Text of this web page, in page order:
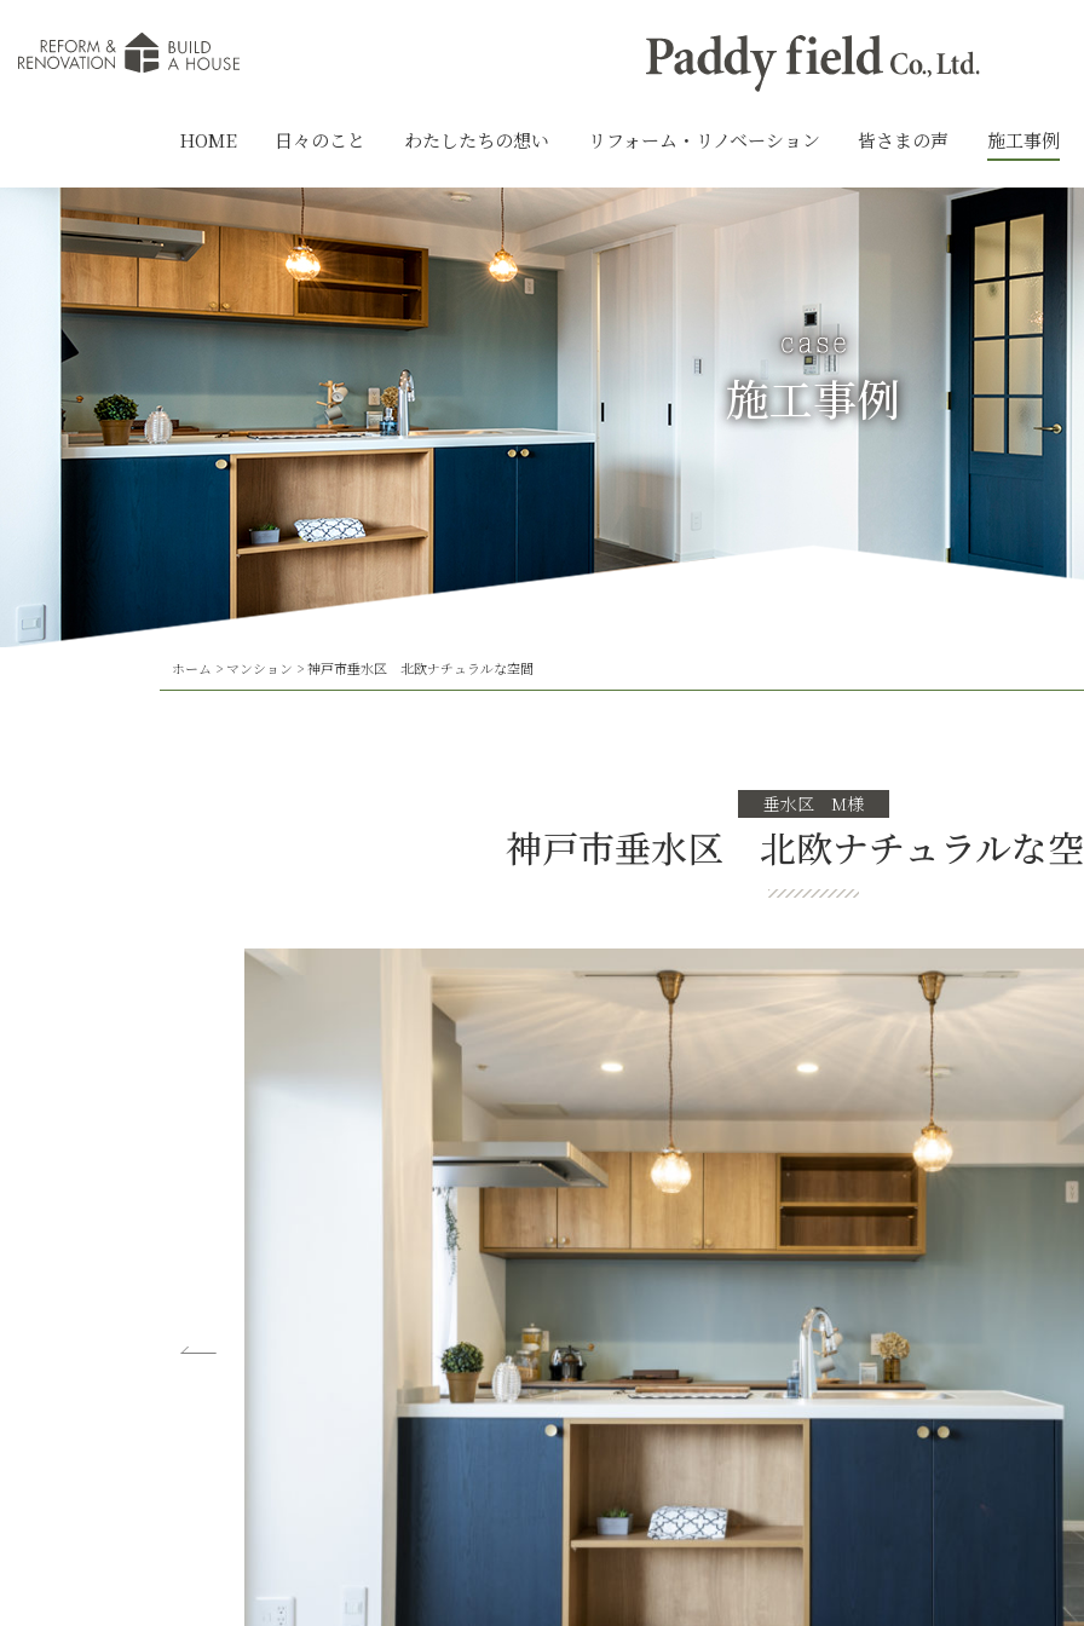
HOME 日々のこと わたしたちの想い リフォーム・リノベーション 皆さまの声 施工事例
施工事例
ホーム > マンション >神戸市垂水区 北欧ナチュラルな空間
垂水区 M様
神戸市垂水区 北欧ナチュラルな